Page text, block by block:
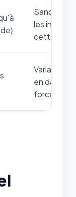
Sanction
les
cette
Variable
en danger
forces de